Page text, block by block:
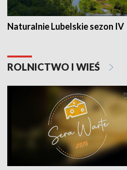
Naturalnie Lubelskie sezon IV
ROLNICTWO I WIEŚ